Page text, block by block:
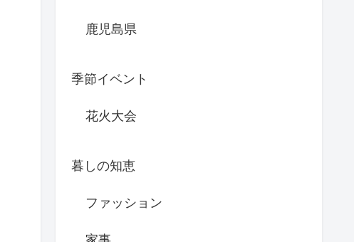
鹿児島県
季節イベント
花火大会
暮しの知恵
ファッション